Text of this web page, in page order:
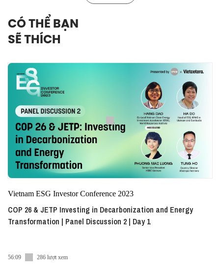
CÓ THỂ BẠN
SẼ THÍCH
Vietnam ESG Investor Conference 2023
COP 26 & JETP Investing in Decarbonization and Energy
Transformation | Panel Discussion 2 | Day 1
56:09 286 lượt xem